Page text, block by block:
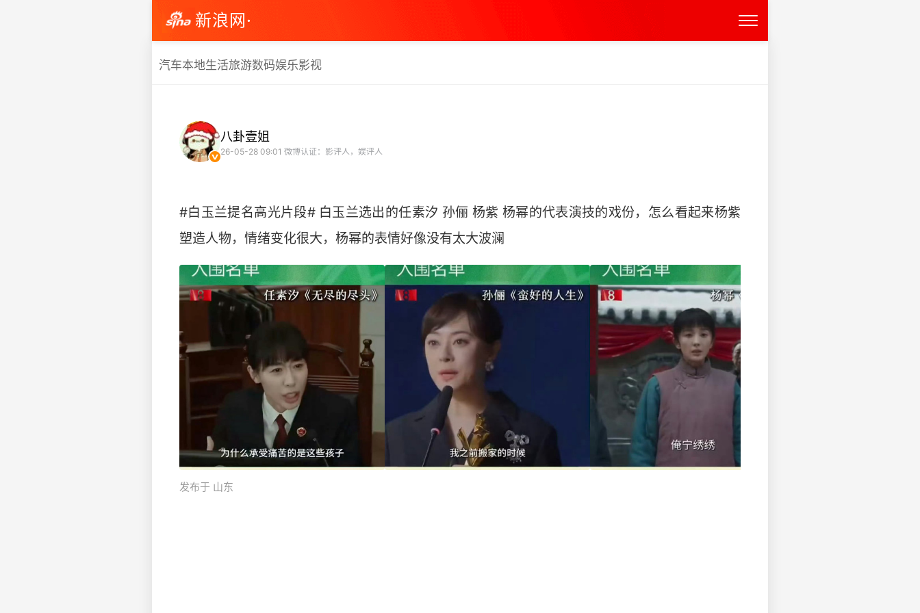
新浪网·
汽车本地生活旅游数码娱乐影视
八卦壹姐
26-05-28 09:01 微博认证：影评人，娱评人
#白玉兰提名高光片段# 白玉兰选出的任素汐 孙俪 杨紫 杨幂的代表演技的戏份，怎么看起来杨紫
塑造人物，情绪变化很大，杨幂的表情好像没有太大波澜 ​
发布于 山东